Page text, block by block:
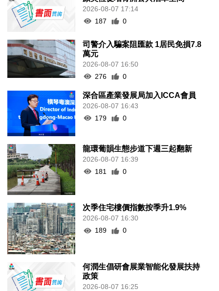
2026-08-07 17:14
187
0
司警介入騙案阻匯款 1居民免損7.8
萬元
2026-08-07 16:50
276
0
深合區產業發展局加入ICCA會員
2026-08-07 16:43
179
0
龍環葡韻生態步道下週三起翻新
2026-08-07 16:39
181
0
次季住宅樓價指數按季升1.9%
2026-08-07 16:30
189
0
何潤生倡研會展業智能化發展扶持
政策
2026-08-07 16:25